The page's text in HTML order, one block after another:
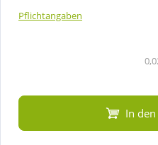
Pflichtangaben
In